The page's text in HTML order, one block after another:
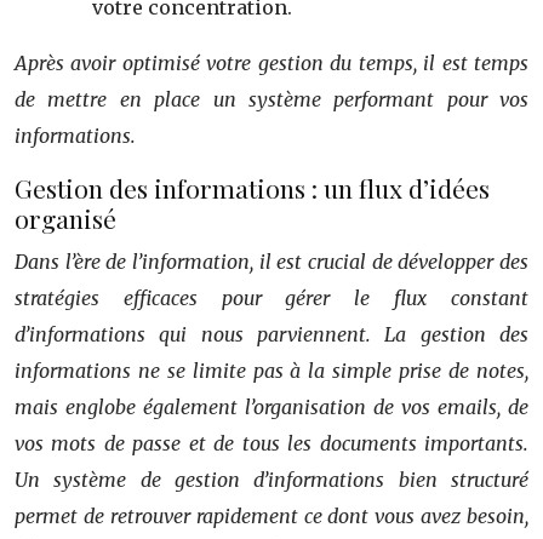
votre concentration.
Après avoir optimisé votre gestion du temps, il est temps
de mettre en place un système performant pour vos
informations.
Gestion des informations : un flux d’idées
organisé
Dans l’ère de l’information, il est crucial de développer des
stratégies efficaces pour gérer le flux constant
d’informations qui nous parviennent. La gestion des
informations ne se limite pas à la simple prise de notes,
mais englobe également l’organisation de vos emails, de
vos mots de passe et de tous les documents importants.
Un système de gestion d’informations bien structuré
permet de retrouver rapidement ce dont vous avez besoin,